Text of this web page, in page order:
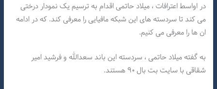
در اواسط اعترافات ، میلاد حاتمی اقدام به ترسیم یک نمودار درختی
می کند تا سردسته های این شبکه مافیایی را معرفی کند. که در ادامه
ان ها را معرفی می کنیم.
به گفته میلاد حاتمی ، سردسته این باند سعدالله و فرشید امیر
شقاقی با سایت بت بال ۹۰ هستند.